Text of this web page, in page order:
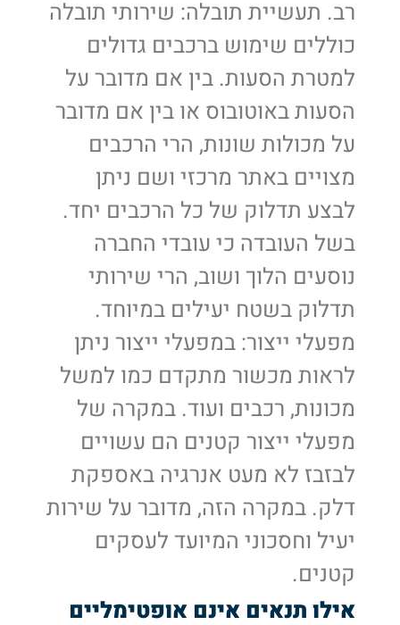
רב. תעשיית תובלה: שירותי תובלה
כוללים שימוש ברכבים גדולים
למטרת הסעות. בין אם מדובר על
הסעות באוטובוס או בין אם מדובר
על מכולות שונות, הרי הרכבים
מצויים באתר מרכזי ושם ניתן
לבצע תדלוק של כל הרכבים יחד.
בשל העובדה כי עובדי החברה
נוסעים הלוך ושוב, הרי שירותי
תדלוק בשטח יעילים במיוחד.
מפעלי ייצור: במפעלי ייצור ניתן
לראות מכשור מתקדם כמו למשל
מכונות, רכבים ועוד. במקרה של
מפעלי ייצור קטנים הם עשויים
לבזבז לא מעט אנרגיה באספקת
דלק. במקרה הזה, מדובר על שירות
יעיל וחסכוני המיועד לעסקים
קטנים.
אילו תנאים אינם אופטימליים